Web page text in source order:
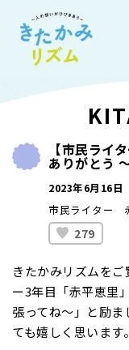
きた
かみ
リズ
ム
【市民ライ
ありがとう
2023年6月16日
市民ライター
279
きたかみリズムを
ー3年目「赤平恵里
張ってね〜」と励
ても嬉しく思います。